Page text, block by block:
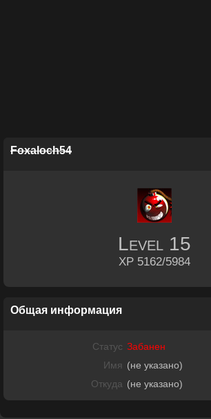
Foxaloch54
Level 15
XP 5162/5984
Общая информация
Статус Забанен
Имя (не указано)
Откуда (не указано)